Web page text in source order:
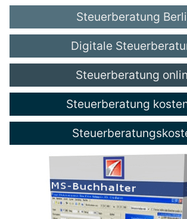
Steuerberatung
Digitale
Steuerberatung
Steuerberatung